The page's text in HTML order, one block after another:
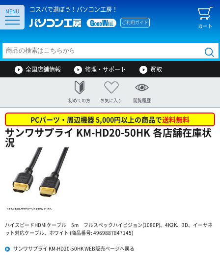
コスパで選ぼう！パソコン工房！
カート
ご利用ガイド
MENU
全国店舗情報 修理・サポート 買取
初めての方 お気に入り 閲覧履歴
PCパーツ・周辺機器 5,000円以上の商品で送料無料
サンワサプライ KM-HD20-50HK 各店舗在庫状
況
ハイスピードHDMIケーブル 5m フルスペックハイビジョン(1080P)、4K2K、3D、イーサネ
ット対応ケーブル、ホワイト (商品番号: 4969887847145)
サンワサプライ KM-HD20-50HK WEB販売ページへ戻る